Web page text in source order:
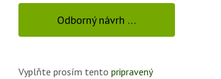
Odborný návrh …
Vyplňte prosím tento pripravený